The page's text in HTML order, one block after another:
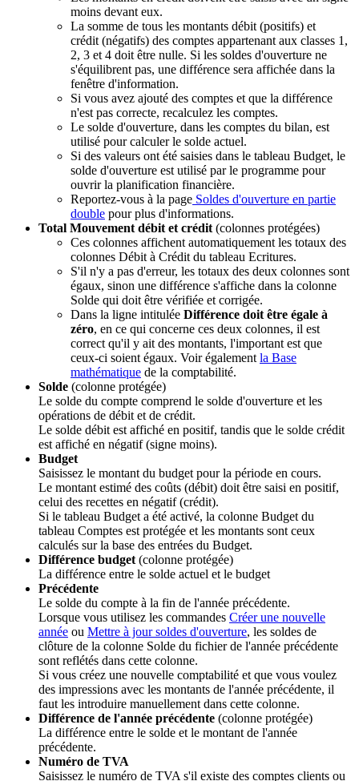
moins devant eux.
La somme de tous les montants débit (positifs) et
crédit (négatifs) des comptes appartenant aux classes 1,
2, 3 et 4 doit être nulle. Si les soldes d'ouverture ne
s'équilibrent pas, une différence sera affichée dans la
fenêtre d'information.
Si vous avez ajouté des comptes et que la différence
n'est pas correcte, recalculez les comptes.
Le solde d'ouverture, dans les comptes du bilan, est
utilisé pour calculer le solde actuel.
Si des valeurs ont été saisies dans le tableau Budget, le
solde d'ouverture est utilisé par le programme pour
ouvrir la planification financière.
Reportez-vous à la page Soldes d'ouverture en partie
double pour plus d'informations.
Total Mouvement débit et crédit (colonnes protégées)
Ces colonnes affichent automatiquement les totaux des
colonnes Débit à Crédit du tableau Ecritures.
S'il n'y a pas d'erreur, les totaux des deux colonnes sont
égaux, sinon une différence s'affiche dans la colonne
Solde qui doit être vérifiée et corrigée.
Dans la ligne intitulée Différence doit être égale à
zéro, en ce qui concerne ces deux colonnes, il est
correct qu'il y ait des montants, l'important est que
ceux-ci soient égaux. Voir également la Base
mathématique de la comptabilité.
Solde (colonne protégée)
Le solde du compte comprend le solde d'ouverture et les
opérations de débit et de crédit.
Le solde débit est affiché en positif, tandis que le solde crédit
est affiché en négatif (signe moins).
Budget
Saisissez le montant du budget pour la période en cours.
Le montant estimé des coûts (débit) doit être saisi en positif,
celui des recettes en négatif (crédit).
Si le tableau Budget a été activé, la colonne Budget du
tableau Comptes est protégée et les montants sont ceux
calculés sur la base des entrées du Budget.
Différence budget (colonne protégée)
La différence entre le solde actuel et le budget
Précédente
Le solde du compte à la fin de l'année précédente.
Lorsque vous utilisez les commandes Créer une nouvelle
année ou Mettre à jour soldes d'ouverture, les soldes de
clôture de la colonne Solde du fichier de l'année précédente
sont reflétés dans cette colonne.
Si vous créez une nouvelle comptabilité et que vous voulez
des impressions avec les montants de l'année précédente, il
faut les introduire manuellement dans cette colonne.
Différence de l'année précédente (colonne protégée)
La différence entre le solde et le montant de l'année
précédente.
Numéro de TVA
Saisissez le numéro de TVA s'il existe des comptes clients ou